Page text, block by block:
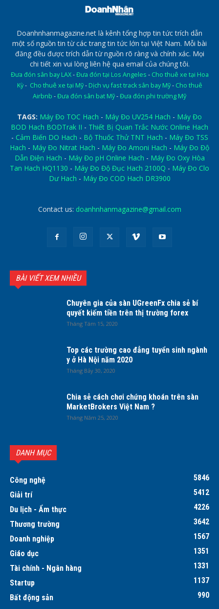
Doanhnhanmagazine.net là kênh tổng hợp tin tức trích dẫn
một số nguồn tin từ các trang tin tức lớn tại Việt Nam. Mỗi bài
đăng đều được trích dẫn từ nguồn rõ ràng và chính xác. Mọi
chi tiết xin vui lòng liên hệ qua email của chúng tôi.
Đưa đón sân bay LAX-Đưa đón tại Los Angeles - Cho thuê xe tại Hoa
Kỳ- Cho thuê xe tại Mỹ- Dịch vụ fast track sân bay Mỹ- Cho thuê
Airbnb -Đưa đón sân bat Mỹ-Đưa đón phi trường Mỹ
TAGS: Máy Đo TOC Hach - Máy Đo UV254 Hach - Máy Đo
BOD Hach BODTrak II - Thiết Bị Quan Trắc Nước Online Hach
- Cảm Biến DO Hach - Bộ Thuốc Thử TNT Hach - Máy Đo TSS
Hach - Máy Đo Nitrat Hach - Máy Đo Amoni Hach - Máy Đo Độ
Dẫn Điện Hach - Máy Đo pH Online Hach - Máy Đo Oxy Hòa
Tan Hach HQ1130 - Máy Đo Độ Đục Hach 2100Q - Máy Đo Clo
Dư Hach - Máy Đo COD Hach DR3900
Contact us: doanhnhanmagazine@gmail.com
BÀI VIẾT XEM NHIỀU
Chuyên gia của sàn UGreenFx chia sẻ bí
quyết kiếm tiền trên thị trường forex
Tháng Tám 15, 2020
Top các trường cao đẳng tuyển sinh ngành
y ở Hà Nội năm 2020
Tháng Bảy 30, 2020
Chia sẻ cách chơi chứng khoán trên sàn
MarketBrokers Việt Nam ?
Tháng Năm 25, 2020
DANH MỤC
Công nghệ
5846
Giải trí
5412
Du lịch - Ẩm thực
4226
Thương trường
3642
Doanh nghiệp
1567
Giáo dục
1351
Tài chính - Ngân hàng
1331
Startup
1137
Bất động sản
990